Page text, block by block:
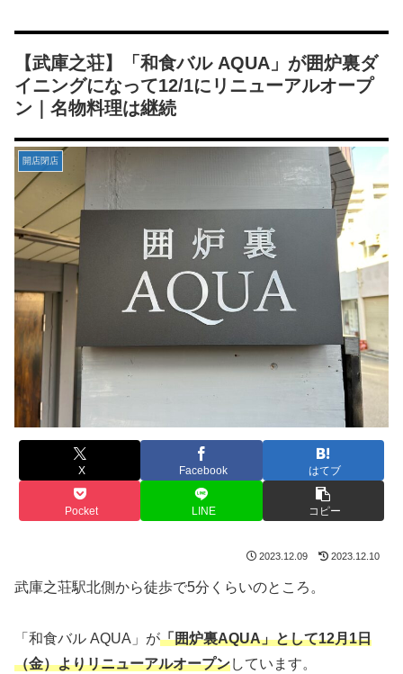
【武庫之荘】「和食バル AQUA」が囲炉裏ダ
イニングになって12/1にリニューアルオープ
ン｜名物料理は継続
開店閉店
X Facebook はてブ
Pocket LINE コピー
2023.12.09 2023.12.10
武庫之荘駅北側から徒歩で5分くらいのところ。
「和食バル AQUA」が「囲炉裏AQUA」として12月1日
（金）よりリニューアルオープンしています。